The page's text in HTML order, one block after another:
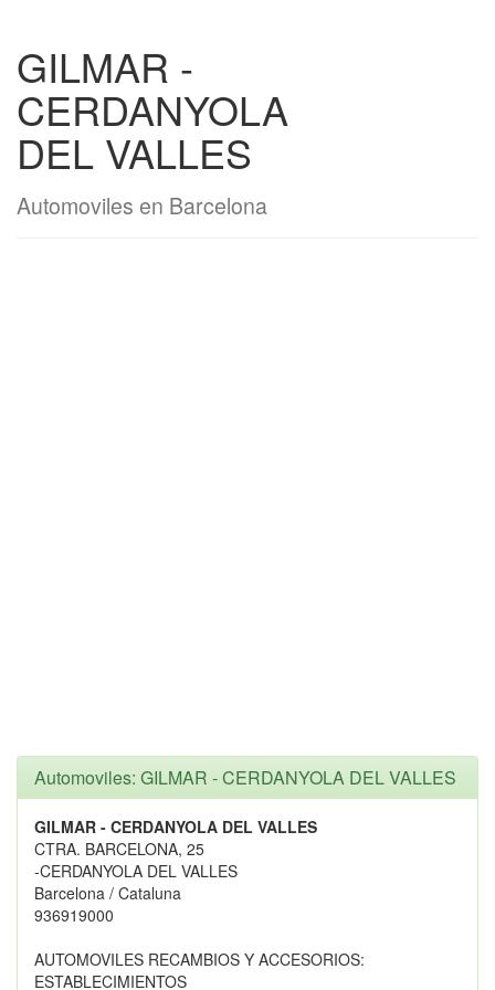
GILMAR -
CERDANYOLA
DEL VALLES
Automoviles en Barcelona
Automoviles: GILMAR - CERDANYOLA DEL VALLES
GILMAR - CERDANYOLA DEL VALLES
CTRA. BARCELONA, 25
-CERDANYOLA DEL VALLES
Barcelona / Cataluna
936919000
AUTOMOVILES RECAMBIOS Y ACCESORIOS:
ESTABLECIMIENTOS